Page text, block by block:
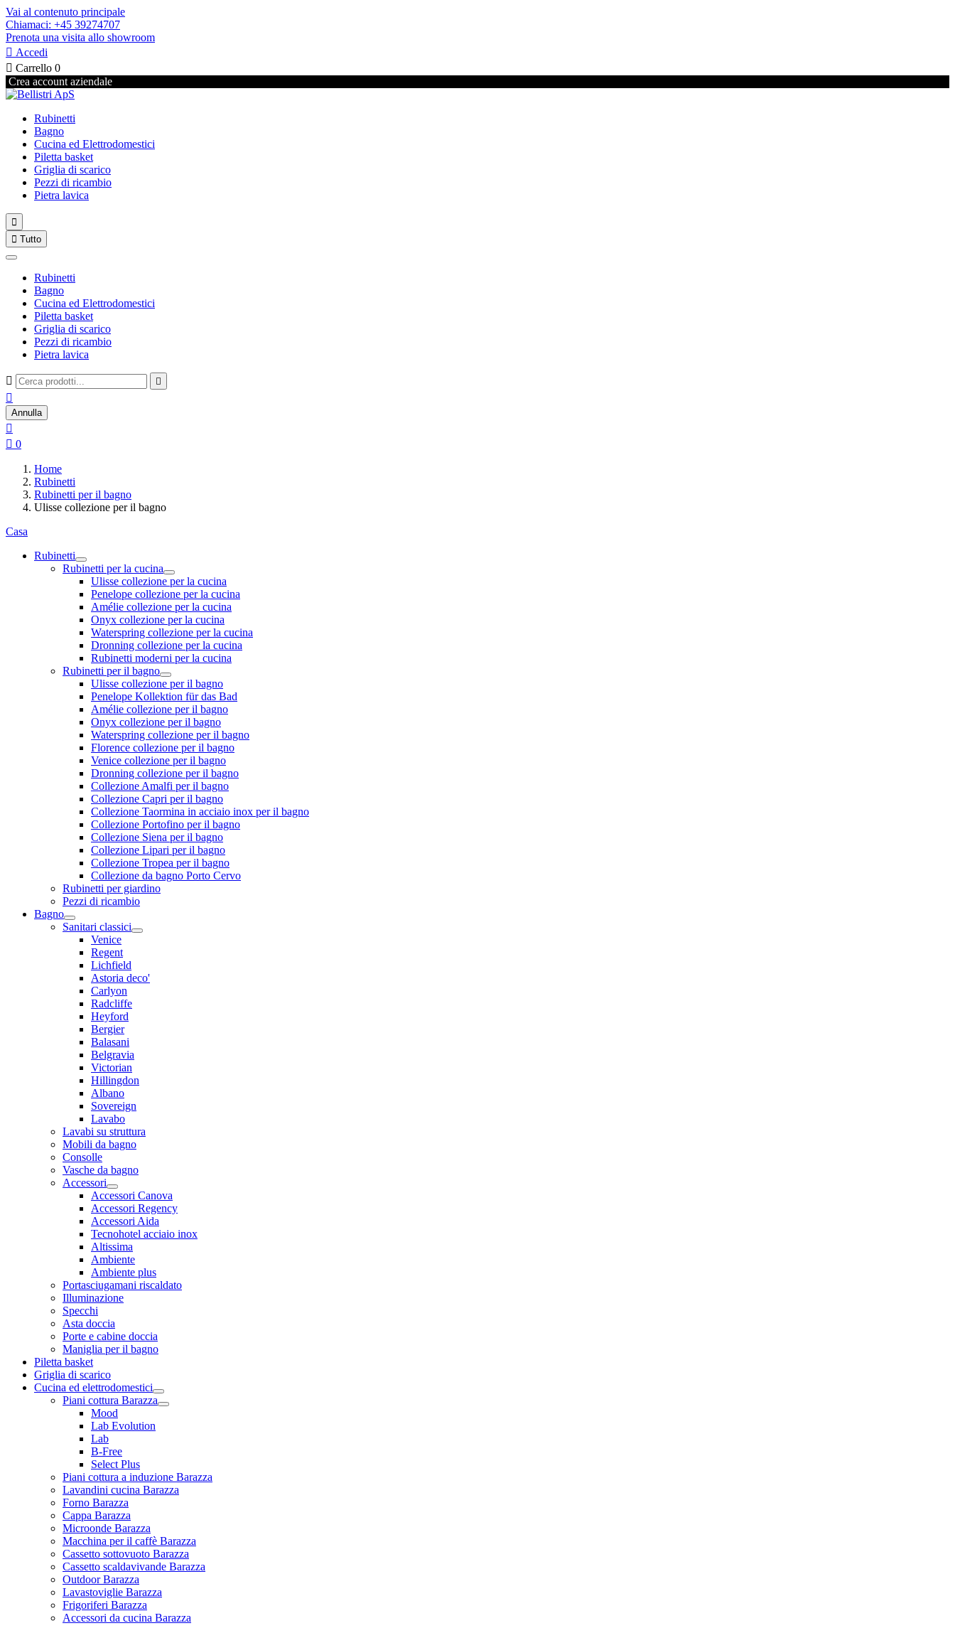
Vai al contenuto principale
Chiamaci: +45 39274707
Prenota una visita allo showroom
 Accedi
 Carrello 0
Crea account aziendale
Rubinetti
Bagno
Cucina ed Elettrodomestici
Piletta basket
Griglia di scarico
Pezzi di ricambio
Pietra lavica

 Tutto
Rubinetti
Bagno
Cucina ed Elettrodomestici
Piletta basket
Griglia di scarico
Pezzi di ricambio
Pietra lavica
 

Annulla

 0
Home
Rubinetti
Rubinetti per il bagno
Ulisse collezione per il bagno
Casa
Rubinetti
Rubinetti per la cucina
Ulisse collezione per la cucina
Penelope collezione per la cucina
Amélie collezione per la cucina
Onyx collezione per la cucina
Waterspring collezione per la cucina
Dronning collezione per la cucina
Rubinetti moderni per la cucina
Rubinetti per il bagno
Ulisse collezione per il bagno
Penelope Kollektion für das Bad
Amélie collezione per il bagno
Onyx collezione per il bagno
Waterspring collezione per il bagno
Florence collezione per il bagno
Venice collezione per il bagno
Dronning collezione per il bagno
Collezione Amalfi per il bagno
Collezione Capri per il bagno
Collezione Taormina in acciaio inox per il bagno
Collezione Portofino per il bagno
Collezione Siena per il bagno
Collezione Lipari per il bagno
Collezione Tropea per il bagno
Collezione da bagno Porto Cervo
Rubinetti per giardino
Pezzi di ricambio
Bagno
Sanitari classici
Venice
Regent
Lichfield
Astoria deco'
Carlyon
Radcliffe
Heyford
Bergier
Balasani
Belgravia
Victorian
Hillingdon
Albano
Sovereign
Lavabo
Lavabi su struttura
Mobili da bagno
Consolle
Vasche da bagno
Accessori
Accessori Canova
Accessori Regency
Accessori Aida
Tecnohotel acciaio inox
Altissima
Ambiente
Ambiente plus
Portasciugamani riscaldato
Illuminazione
Specchi
Asta doccia
Porte e cabine doccia
Maniglia per il bagno
Piletta basket
Griglia di scarico
Cucina ed elettrodomestici
Piani cottura Barazza
Mood
Lab Evolution
Lab
B-Free
Select Plus
Piani cottura a induzione Barazza
Lavandini cucina Barazza
Forno Barazza
Cappa Barazza
Microonde Barazza
Macchina per il caffè Barazza
Cassetto sottovuoto Barazza
Cassetto scaldavivande Barazza
Outdoor Barazza
Lavastoviglie Barazza
Frigoriferi Barazza
Accessori da cucina Barazza